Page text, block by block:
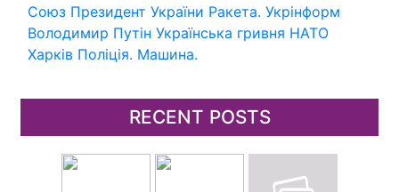
Союз Президент України Ракета. Укрінформ
Володимир Путін Українська гривня НАТО
Харків Поліція. Машина.
RECENT POSTS